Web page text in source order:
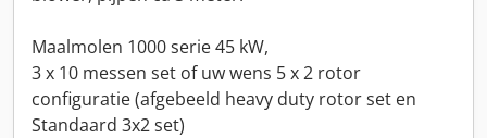
Maalmolen 1000 serie 45 kW,
3 x 10 messen set of uw wens 5 x 2 rotor
configuratie (afgebeeld heavy duty rotor set en
Standaard 3x2 set)